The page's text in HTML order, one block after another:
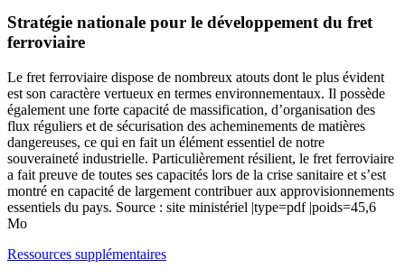
Stratégie nationale pour le développement du fret
ferroviaire
Le fret ferroviaire dispose de nombreux atouts dont le plus évident
est son caractère vertueux en termes environnementaux. Il possède
également une forte capacité de massification, d’organisation des
flux réguliers et de sécurisation des acheminements de matières
dangereuses, ce qui en fait un élément essentiel de notre
souveraineté industrielle. Particulièrement résilient, le fret ferroviaire
a fait preuve de toutes ses capacités lors de la crise sanitaire et s’est
montré en capacité de largement contribuer aux approvisionnements
essentiels du pays. Source : site ministériel |type=pdf |poids=45,6
Mo
Ressources supplémentaires